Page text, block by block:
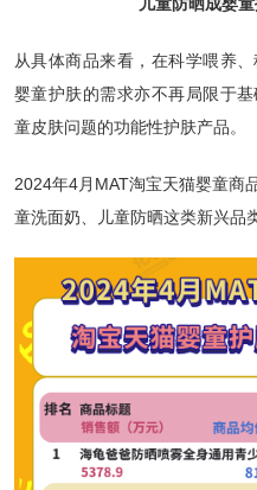
从具体商品来看，在科学喂养
婴童护肤的需求亦不再局限于
童皮肤问题的功能性护肤产品。
2024年4月MAT淘宝天猫婴童商
童洗面奶、儿童防晒这类新兴品